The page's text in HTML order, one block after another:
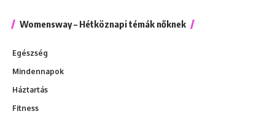
Womensway – Hétköznapi témák nőknek
Egészség
Mindennapok
Háztartás
Fitness